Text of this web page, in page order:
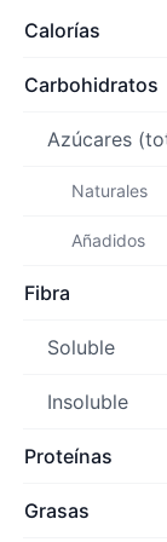
Calorías
Carbohidratos
Azúcares
Naturales
Añadidos
Fibra
Soluble
Insoluble
Proteínas
Grasas